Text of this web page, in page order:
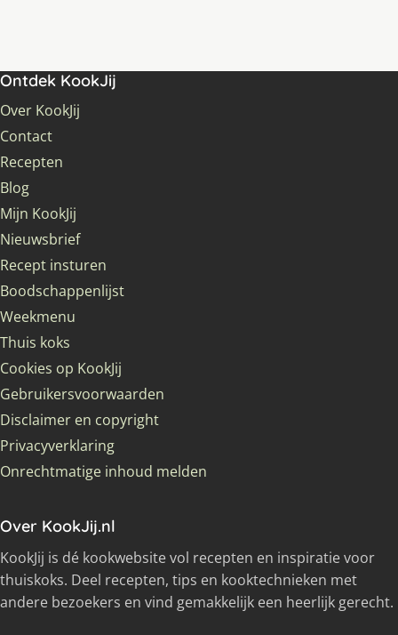
Ontdek KookJij
Over KookJij
Contact
Recepten
Blog
Mijn KookJij
Nieuwsbrief
Recept insturen
Boodschappenlijst
Weekmenu
Thuis koks
Cookies op KookJij
Gebruikersvoorwaarden
Disclaimer en copyright
Privacyverklaring
Onrechtmatige inhoud melden
Over KookJij.nl
KookJij is dé kookwebsite vol recepten en inspiratie voor
thuiskoks. Deel recepten, tips en kooktechnieken met
andere bezoekers en vind gemakkelijk een heerlijk gerecht.